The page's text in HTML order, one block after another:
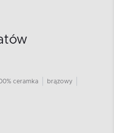
ceramka brązowy